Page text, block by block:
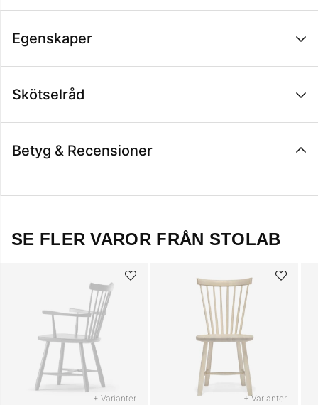
Egenskaper
Skötselråd
Betyg & Recensioner
SE FLER VAROR FRÅN STOLAB
+ Varianter + Varianter